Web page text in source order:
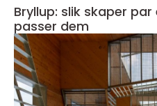
Bryllup: slik skaper
passer dem